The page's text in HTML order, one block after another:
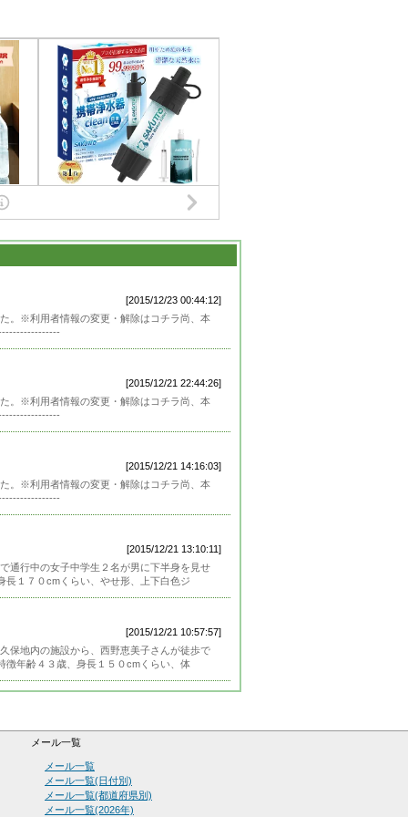
[2015/12/23 00:44:12]
。※利用者情報の変更・解除はコチラ尚、本
[2015/12/21 22:44:26]
。※利用者情報の変更・解除はコチラ尚、本
[2015/12/21 14:16:03]
。※利用者情報の変更・解除はコチラ尚、本
[2015/12/21 13:10:11]
通行中の女子中学生２名が男に下半身を見せ
長１７０cmくらい、やせ形、上下白色ジ
[2015/12/21 10:57:57]
保地内の施設から、西野恵美子さんが徒歩で
徴年齢４３歳、身長１５０cmくらい、体
メール一覧
メール一覧
メール一覧(日付別)
メール一覧(都道府県別)
メール一覧(2026年)